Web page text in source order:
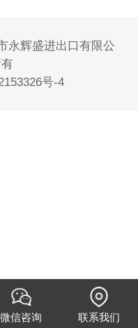
永辉盛进出口有限公
号-4
微信咨询 联系我们